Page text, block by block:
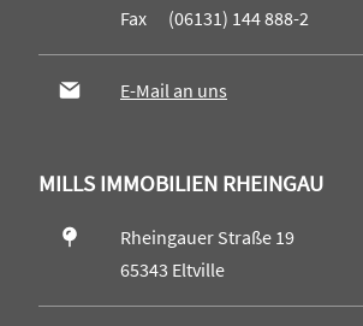
Fax (06131) 144 888-2
E-Mail an uns
MILLS IMMOBILIEN RHEINGAU
Rheingauer Straße 19
65343 Eltville